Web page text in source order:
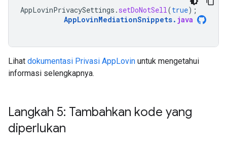
AppLovinPrivacySettings . setDoNotSell(true);
AppLovinMediationSnippets. java
Lihat dokumentasi Privasi AppLovin untuk mengetahui
informasi selengkapnya.
Langkah 5: Tambahkan kode yang
diperlukan